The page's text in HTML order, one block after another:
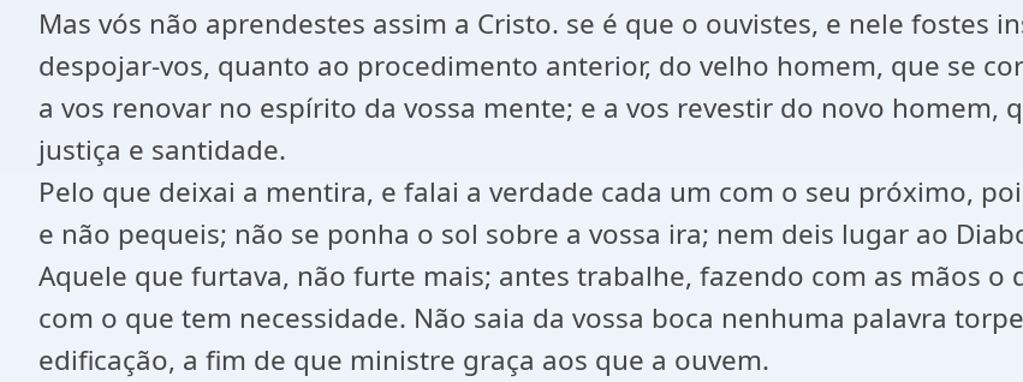
Mas vós não aprendestes assim a Cristo. se é que o ouvistes, e nele fostes
despojar-vos, quanto ao procedimento anterior, do velho homem, que se
a vos renovar no espírito da vossa mente; e a vos revestir do novo homem,
justiça e santidade.
Pelo que deixai a mentira, e falai a verdade cada um com o seu próximo,
e não pequeis; não se ponha o sol sobre a vossa ira; nem deis lugar ao
Aquele que furtava, não furte mais; antes trabalhe, fazendo com as mãos
com o que tem necessidade. Não saia da vossa boca nenhuma palavra
edificação, a fim de que ministre graça aos que a ouvem.